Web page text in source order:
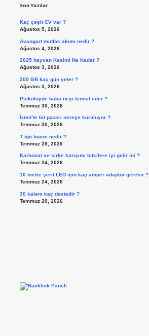
Son Yazılar
Kaç çeşit CV var ?
Ağustos 5, 2026
Avangart mutfak akımı nedir ?
Ağustos 4, 2026
2025 hayvan Kesimi Ne Kadar ?
Ağustos 3, 2026
200 GB kaç gün yeter ?
Ağustos 3, 2026
Psikolojide baba neyi temsil eder ?
Temmuz 30, 2026
İzmit’te bit pazarı nereye kuruluyor ?
Temmuz 30, 2026
T tipi hücre nedir ?
Temmuz 28, 2026
Karbonat ve sirke karışımı bitkilere iyi gelir mi ?
Temmuz 24, 2026
10 metre şerit LED için kaç amper adaptör gerekir ?
Temmuz 24, 2026
30 kalem kaç destedir ?
Temmuz 20, 2026